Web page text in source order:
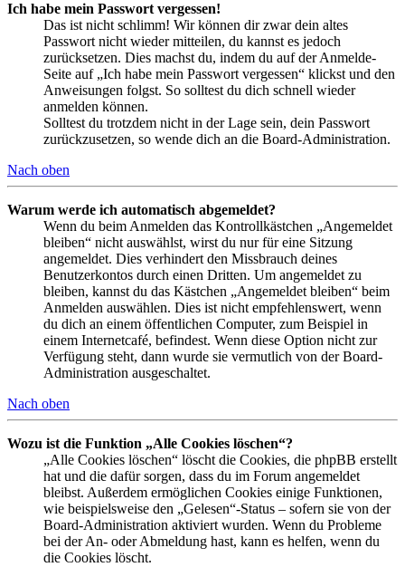
Ich habe mein Passwort vergessen!
Das ist nicht schlimm! Wir können dir zwar dein altes
Passwort nicht wieder mitteilen, du kannst es jedoch
zurücksetzen. Dies machst du, indem du auf der Anmelde-
Seite auf „Ich habe mein Passwort vergessen“ klickst und den
Anweisungen folgst. So solltest du dich schnell wieder
anmelden können.
Solltest du trotzdem nicht in der Lage sein, dein Passwort
zurückzusetzen, so wende dich an die Board-Administration.
Nach oben
Warum werde ich automatisch abgemeldet?
Wenn du beim Anmelden das Kontrollkästchen „Angemeldet
bleiben“ nicht auswählst, wirst du nur für eine Sitzung
angemeldet. Dies verhindert den Missbrauch deines
Benutzerkontos durch einen Dritten. Um angemeldet zu
bleiben, kannst du das Kästchen „Angemeldet bleiben“ beim
Anmelden auswählen. Dies ist nicht empfehlenswert, wenn
du dich an einem öffentlichen Computer, zum Beispiel in
einem Internetcafé, befindest. Wenn diese Option nicht zur
Verfügung steht, dann wurde sie vermutlich von der Board-
Administration ausgeschaltet.
Nach oben
Wozu ist die Funktion „Alle Cookies löschen“?
„Alle Cookies löschen“ löscht die Cookies, die phpBB erstellt
hat und die dafür sorgen, dass du im Forum angemeldet
bleibst. Außerdem ermöglichen Cookies einige Funktionen,
wie beispielsweise den „Gelesen“-Status – sofern sie von der
Board-Administration aktiviert wurden. Wenn du Probleme
bei der An- oder Abmeldung hast, kann es helfen, wenn du
die Cookies löscht.